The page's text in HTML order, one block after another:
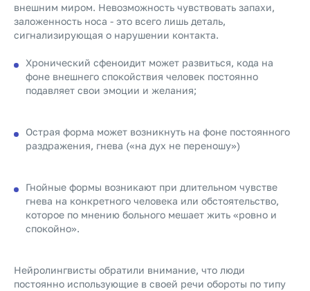
внешним миром. Невозможность чувствовать запахи,
заложенность носа - это всего лишь деталь,
сигнализирующая о нарушении контакта.
Хронический сфеноидит может развиться, кода на
фоне внешнего спокойствия человек постоянно
подавляет свои эмоции и желания;
Острая форма может возникнуть на фоне постоянного
раздражения, гнева («на дух не переношу»)
Гнойные формы возникают при длительном чувстве
гнева на конкретного человека или обстоятельство,
которое по мнению больного мешает жить «ровно и
спокойно».
Нейролингвисты обратили внимание, что люди
постоянно использующие в своей речи обороты по типу